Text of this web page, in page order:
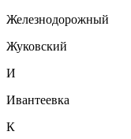
Железнодорожный
Жуковский
И
Ивантеевка
К